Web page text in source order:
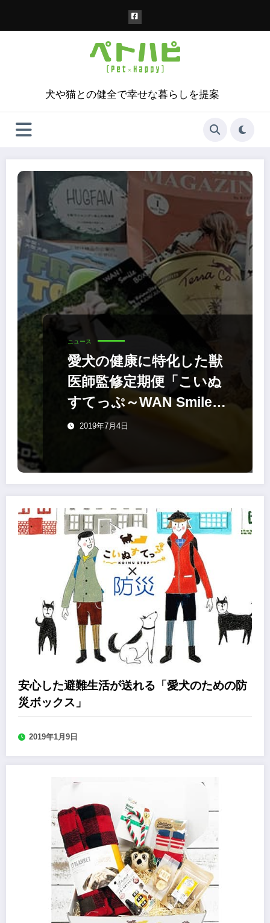
犬や猫との健全で幸せな暮らしを提案
ニュース
愛犬の健康に特化した獣
医師監修定期便「こいぬ
すてっぷ～WAN Smile
BOX～」発売
2019年7月4日
安心した避難生活が送れる「愛犬のための防
災ボックス」
2019年1月9日